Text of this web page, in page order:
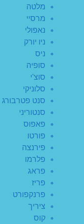
מלטה
מרסיי
נאפולי
ניו יורק
ניס
סופיה
סוצ'י
סלוניקי
סנט פטרבורג
סנטוריני
פאפוס
פורטו
פירנצה
פלרמו
פראג
פריז
פרנקפורט
ציריך
קוס